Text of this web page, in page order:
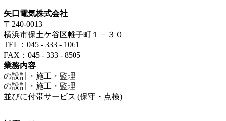
矢口電気株式会社
〒240-0013
横浜市保土ケ谷区帷子町１－３０
TEL：045 - 333 - 1061
FAX：045 - 333 - 8505
業務内容
の設計・施工・監理
の設計・施工・監理
並びに付帯サービス (保守・点検)